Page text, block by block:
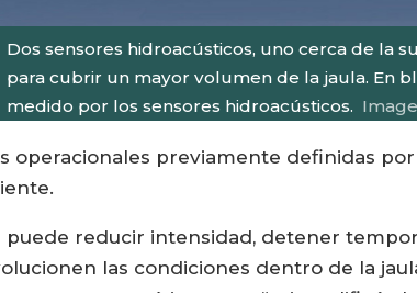
Dos sensores hidroacústicos, uno cerca de la
para cubrir un mayor volumen de la jaula. En
medido por los sensores hidroacústicos.
operacionales previamente definidas
puede reducir intensidad, detener
las condiciones dentro de la